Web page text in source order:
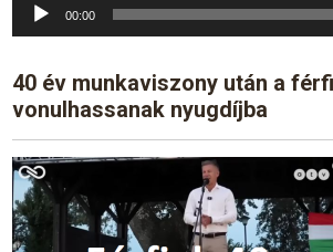
00:00
40 év munkaviszony után a
vonulhassanak nyugdíjba